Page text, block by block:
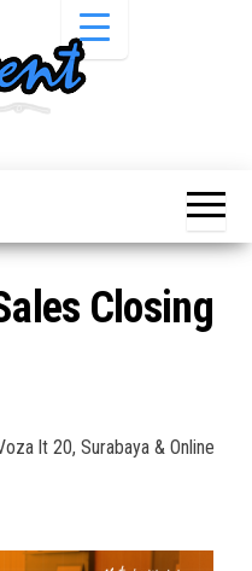
Closing
lt 20, Surabaya & Online